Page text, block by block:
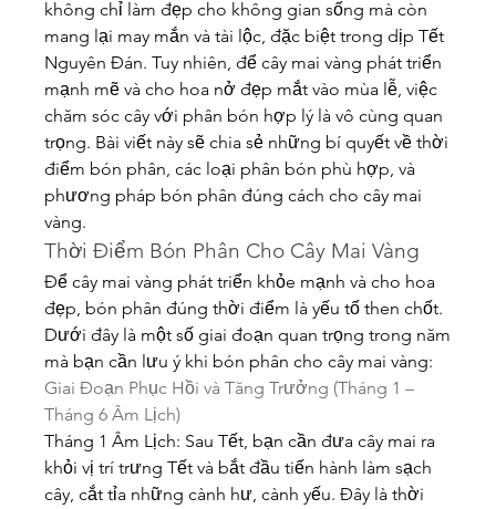
không chỉ làm đẹp cho không gian sống mà còn
mang lại may mắn và tài lộc, đặc biệt trong dịp Tết
Nguyên Đán. Tuy nhiên, để cây mai vàng phát triển
mạnh mẽ và cho hoa nở đẹp mắt vào mùa lễ, việc
chăm sóc cây với phân bón hợp lý là vô cùng quan
trọng. Bài viết này sẽ chia sẻ những bí quyết về thời
điểm bón phân, các loại phân bón phù hợp, và
phương pháp bón phân đúng cách cho cây mai
vàng.
Thời Điểm Bón Phân Cho Cây Mai Vàng
Để cây mai vàng phát triển khỏe mạnh và cho hoa
đẹp, bón phân đúng thời điểm là yếu tố then chốt.
Dưới đây là một số giai đoạn quan trọng trong năm
mà bạn cần lưu ý khi bón phân cho cây mai vàng:
Giai Đoạn Phục Hồi và Tăng Trưởng (Tháng 1 –
Tháng 6 Âm Lịch)
Tháng 1 Âm Lịch: Sau Tết, bạn cần đưa cây mai ra
khỏi vị trí trưng Tết và bắt đầu tiến hành làm sạch
cây, cắt tỉa những cành hư, cành yếu. Đây là thời